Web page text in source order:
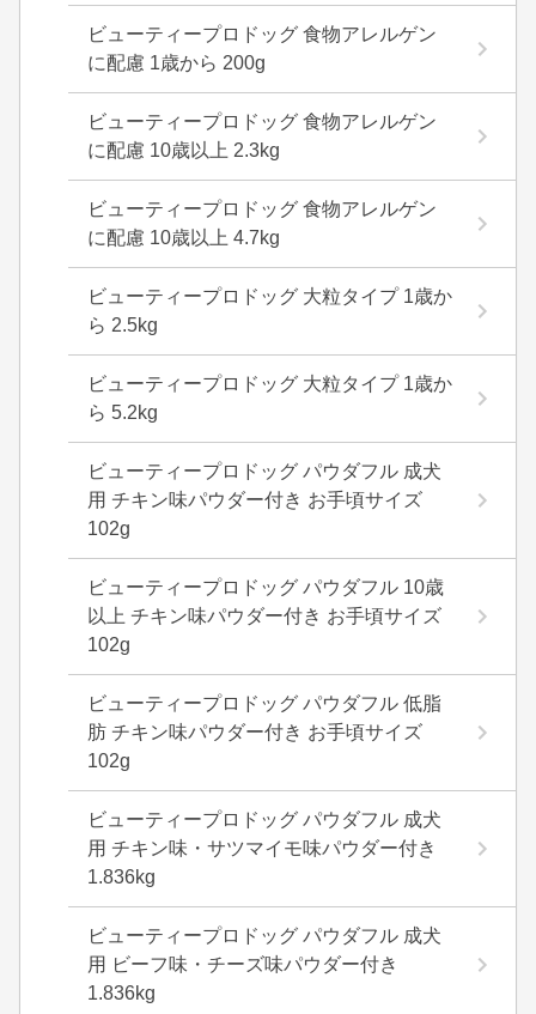
ビューティープロドッグ 食物アレルゲン
に配慮 1歳から 200g
ビューティープロドッグ 食物アレルゲン
に配慮 10歳以上 2.3kg
ビューティープロドッグ 食物アレルゲン
に配慮 10歳以上 4.7kg
ビューティープロドッグ 大粒タイプ 1歳か
ら 2.5kg
ビューティープロドッグ 大粒タイプ 1歳か
ら 5.2kg
ビューティープロドッグ パウダフル 成犬
用 チキン味パウダー付き お手頃サイズ
102g
ビューティープロドッグ パウダフル 10歳
以上 チキン味パウダー付き お手頃サイズ
102g
ビューティープロドッグ パウダフル 低脂
肪 チキン味パウダー付き お手頃サイズ
102g
ビューティープロドッグ パウダフル 成犬
用 チキン味・サツマイモ味パウダー付き
1.836kg
ビューティープロドッグ パウダフル 成犬
用 ビーフ味・チーズ味パウダー付き
1.836kg